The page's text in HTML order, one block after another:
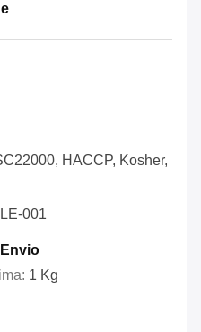
HACCP, Kosher,
001
1 Kg